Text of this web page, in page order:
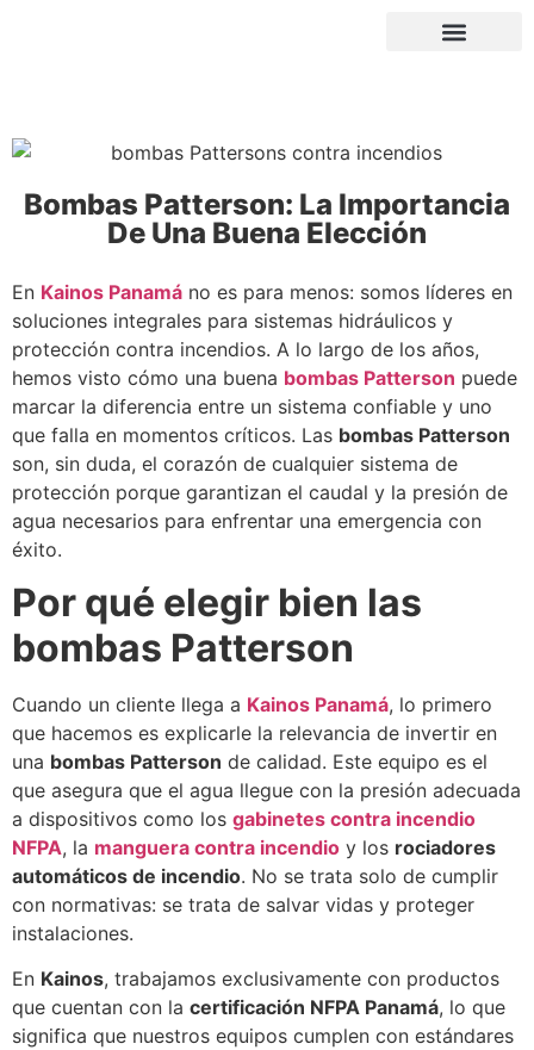
Bombas Patterson: La Importancia
De Una Buena Elección
En Kainos Panamá no es para menos: somos líderes en
soluciones integrales para sistemas hidráulicos y
protección contra incendios. A lo largo de los años,
hemos visto cómo una buena bombas Patterson puede
marcar la diferencia entre un sistema confiable y uno
que falla en momentos críticos. Las bombas Patterson
son, sin duda, el corazón de cualquier sistema de
protección porque garantizan el caudal y la presión de
agua necesarios para enfrentar una emergencia con
éxito.
Por qué elegir bien las
bombas Patterson
Cuando un cliente llega a Kainos Panamá, lo primero
que hacemos es explicarle la relevancia de invertir en
una bombas Patterson de calidad. Este equipo es el
que asegura que el agua llegue con la presión adecuada
a dispositivos como los gabinetes contra incendio
NFPA, la manguera contra incendio y los rociadores
automáticos de incendio. No se trata solo de cumplir
con normativas: se trata de salvar vidas y proteger
instalaciones.
En Kainos, trabajamos exclusivamente con productos
que cuentan con la certificación NFPA Panamá, lo que
significa que nuestros equipos cumplen con estándares